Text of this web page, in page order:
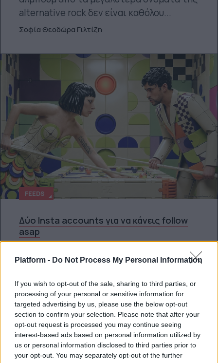
Platform - Do Not Process My Personal Information
If you wish to opt-out of the sale, sharing to third parties, or
processing of your personal or sensitive information for
targeted advertising by us, please use the below opt-out
section to confirm your selection. Please note that after your
opt-out request is processed you may continue seeing
interest-based ads based on personal information utilized by
us or personal information disclosed to third parties prior to
your opt-out. You may separately opt-out of the further
alternative rock δεν είναι καθόλου...
Σοφία Θεοδώρα Γιλτίζη
FEEDS
Δύο Insta accounts για να κάνεις follow
asap
Επειδή τον Αύγουστο δεν χρειάζεσαι
καλό feed.
Δέσποινα Σακελλαρίδη
ΔΕΊΤΕ ΌΛΑ ΤΑ ΆΡΘΡΑ